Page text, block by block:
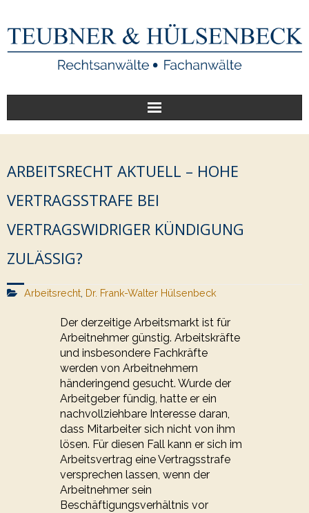
Start
Unsere Leistungen
Veröffentlichungen
ARBEITSRECHT AKTUELL – HOHE
VERTRAGSSTRAFE BEI
VERTRAGSWIDRIGER KÜNDIGUNG
ZULÄSSIG?
Arbeitsrecht, Dr. Frank-Walter Hülsenbeck
Der derzeitige Arbeitsmarkt ist für
Arbeitnehmer günstig. Arbeitskräfte
und insbesondere Fachkräfte
werden von Arbeitnehmern
händeringend gesucht. Wurde der
Arbeitgeber fündig, hatte er ein
nachvollziehbare Interesse daran,
dass Mitarbeiter sich nicht von ihm
lösen. Für diesen Fall kann er sich im
Arbeitsvertrag eine Vertragsstrafe
versprechen lassen, wenn der
Arbeitnehmer sein
Beschäftigungsverhältnis vor